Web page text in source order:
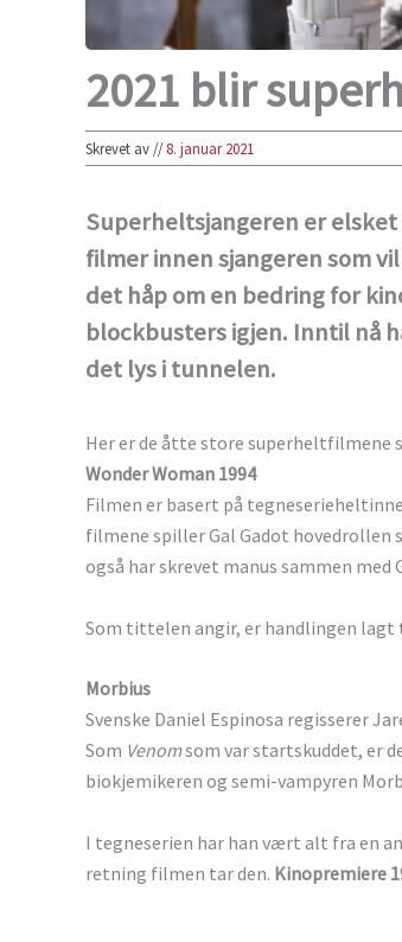
2021 blir
Skrevet av //8. januar 2021
Superheltsjangeren er
filmer innen sjangeren som
det håp om en bedring for
blockbusters igjen. Inntil nå
det lys i tunnelen.
Her er de åtte store
Wonder Woman 1994
Filmen er basert på
filmene spiller Gal Gadot hovedrollen
også har skrevet manus sammen med
Som tittelen angir, er handlingen lagt
Morbius
Svenske Daniel Espinosa regisserer
Som Venomsom var startskuddet, er
biokjemikeren og semi-vampyren
I tegneserien har han vært alt fra en
retning filmen tar den. Kinopremiere